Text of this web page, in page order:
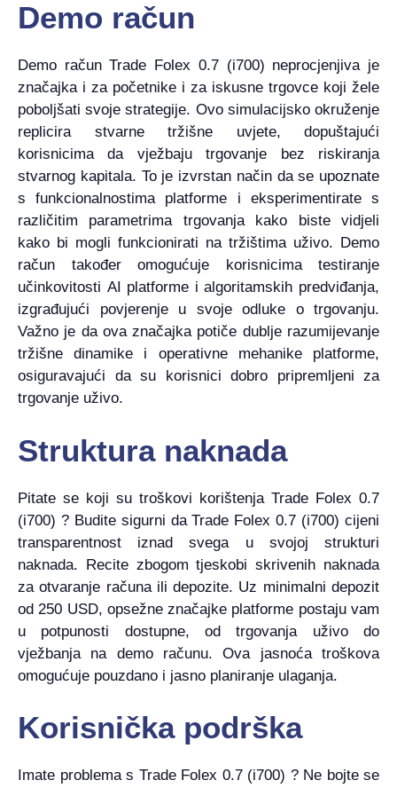
Demo račun
Demo račun Trade Folex 0.7 (i700) neprocjenjiva je
značajka i za početnike i za iskusne trgovce koji žele
poboljšati svoje strategije. Ovo simulacijsko okruženje
replicira stvarne tržišne uvjete, dopuštajući
korisnicima da vježbaju trgovanje bez riskiranja
stvarnog kapitala. To je izvrstan način da se upoznate
s funkcionalnostima platforme i eksperimentirate s
različitim parametrima trgovanja kako biste vidjeli
kako bi mogli funkcionirati na tržištima uživo. Demo
račun također omogućuje korisnicima testiranje
učinkovitosti AI platforme i algoritamskih predviđanja,
izgrađujući povjerenje u svoje odluke o trgovanju.
Važno je da ova značajka potiče dublje razumijevanje
tržišne dinamike i operativne mehanike platforme,
osiguravajući da su korisnici dobro pripremljeni za
trgovanje uživo.
Struktura naknada
Pitate se koji su troškovi korištenja Trade Folex 0.7
(i700) ? Budite sigurni da Trade Folex 0.7 (i700) cijeni
transparentnost iznad svega u svojoj strukturi
naknada. Recite zbogom tjeskobi skrivenih naknada
za otvaranje računa ili depozite. Uz minimalni depozit
od 250 USD, opsežne značajke platforme postaju vam
u potpunosti dostupne, od trgovanja uživo do
vježbanja na demo računu. Ova jasnoća troškova
omogućuje pouzdano i jasno planiranje ulaganja.
Korisnička podrška
Imate problema s Trade Folex 0.7 (i700) ? Ne bojte se